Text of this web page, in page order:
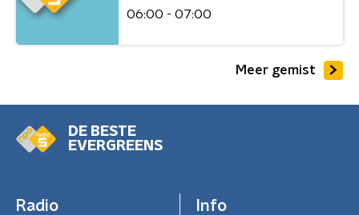
06:00 - 07:00
Meer gemist
DE BESTE
EVERGREENS
Radio Info